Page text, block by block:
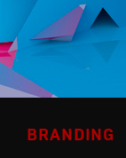
BRANDING